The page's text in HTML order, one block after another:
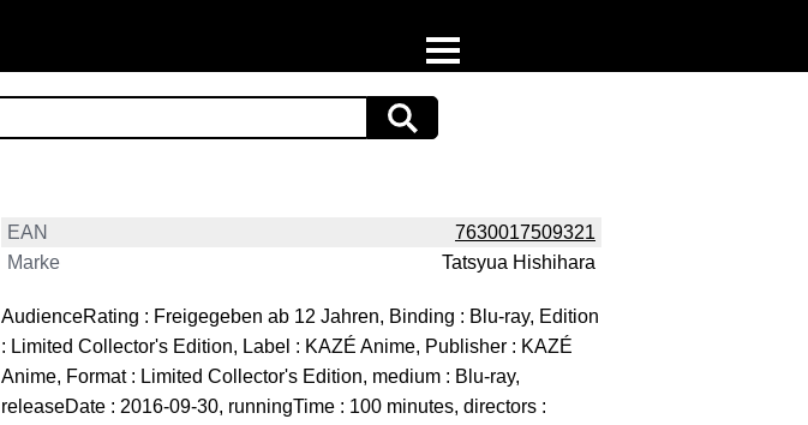
Support & Newsletter
Presse
Datenschutz
EAN
7630017509321
Marke
Tatsyua Hishihara
AudienceRating : Freigegeben ab 12 Jahren, Binding : Blu-ray, Edition
: Limited Collector's Edition, Label : KAZÉ Anime, Publisher : KAZÉ
Anime, Format : Limited Collector's Edition, medium : Blu-ray,
releaseDate : 2016-09-30, runningTime : 100 minutes, directors :